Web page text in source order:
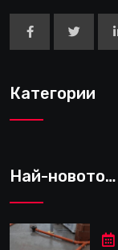
Категории
Най-новото…